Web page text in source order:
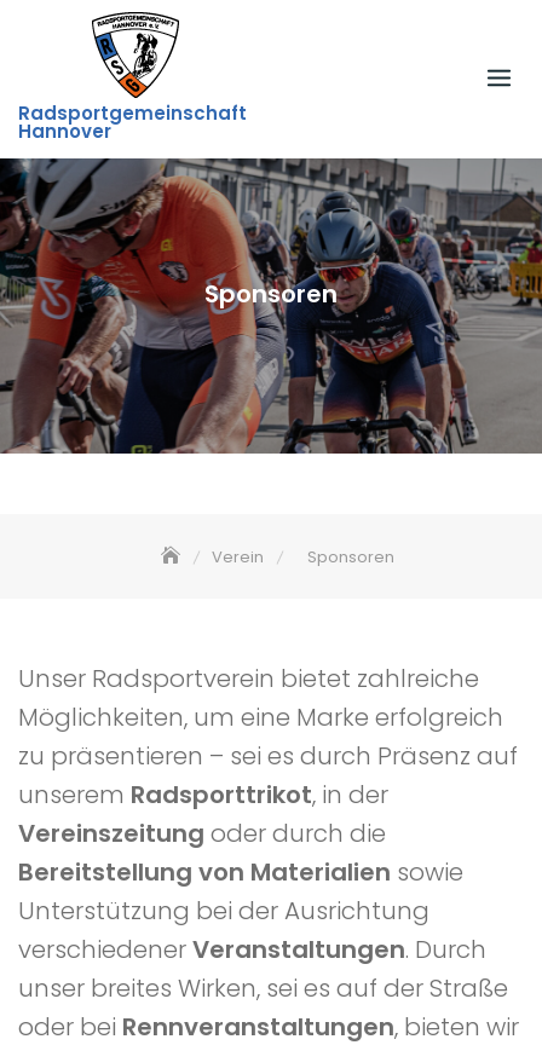
Radsportgemeinschaft
Hannover
Sponsoren
Verein Sponsoren
Unser Radsportverein bietet zahlreiche
Möglichkeiten, um eine Marke erfolgreich
zu präsentieren – sei es durch Präsenz auf
unserem Radsporttrikot, in der
Vereinszeitung oder durch die
Bereitstellung von Materialien sowie
Unterstützung bei der Ausrichtung
verschiedenerVeranstaltungen. Durch
unser breites Wirken, sei es auf der Straße
oder bei Rennveranstaltungen, bieten wir